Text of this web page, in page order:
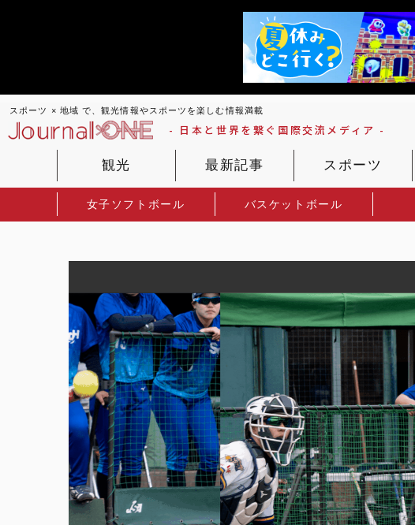
スポーツ × 地域 で、観光情報やスポーツを楽しむ情報満載
- 日本と世界を繋ぐ国際交流メディア -
観光 最新記事 スポーツ
女子ソフトボール バスケットボール